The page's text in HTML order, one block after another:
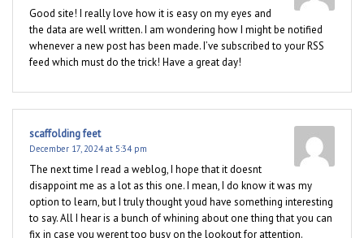
Good site! I really love how it is easy on my eyes and
the data are well written. I am wondering how I might be notified
whenever a new post has been made. I’ve subscribed to your RSS
feed which must do the trick! Have a great day!
scaffolding feet
December 17, 2024 at 5:34 pm
The next time I read a weblog, I hope that it doesnt
disappoint me as a lot as this one. I mean, I do know it was my
option to learn, but I truly thought youd have something interesting
to say. All I hear is a bunch of whining about one thing that you can
fix in case you werent too busy on the lookout for attention.